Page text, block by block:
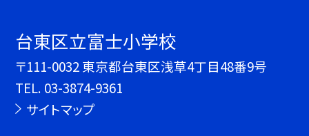
台東区立富士小学校
〒111-0032 東京都台東区浅草4丁目48番9号
TEL. 03-3874-9361
サイトマップ